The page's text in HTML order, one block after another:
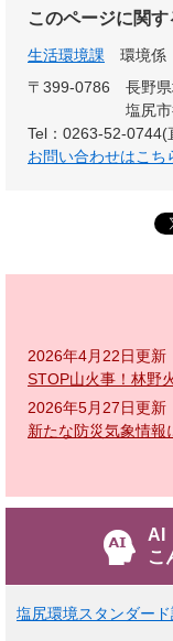
このページに関
生活環境課
環境係
〒399-0786
長野
塩尻
Tel：0263-52-0744(
お問い合わせはこち
2026年4月22日更新
STOP山火事！林野
2026年5月27日更新
新たな防災気象情報
AI
こ
塩尻環境スタンダー